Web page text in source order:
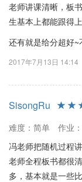
老师讲课清晰，板
生基本上都能跟得上
还有就是给分超好~
2017年7月13日 14:14
SisongRu
难度：简单
作业
冯老师把随机过程
老师全程板书都很
多，基本就是一些